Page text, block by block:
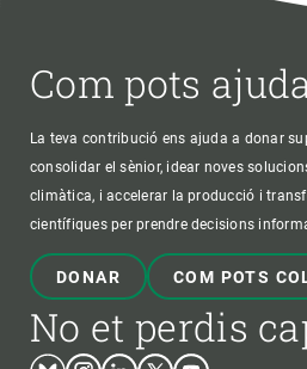
Com pots
La teva contribució ens ajuda a donar
consolidar el sènior, idear noves
climàtica, i accelerar la producció i
científiques per prendre decisions
DONAR COM POTS
No et perdis
BlueskyInstagram
LinkedinTwitterYoutube